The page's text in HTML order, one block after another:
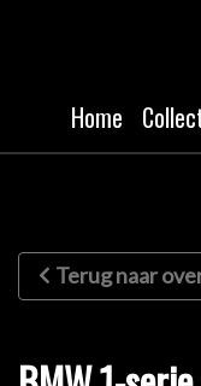
Home
Terug naar